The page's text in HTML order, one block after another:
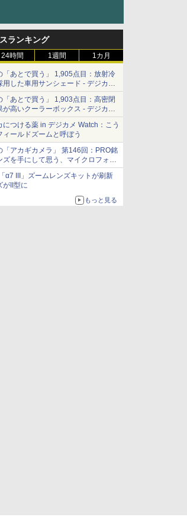
ランキング
24時間 1週間 1カ月
「あとで買う」 1,905点目：放射冷
用した車用サンシェード - デジカメ
「あとで買う」 1,903点目：高密閉
が高いクーラーボックス - デジカメ
につける薬 in デジカメ Watch：こう
ィールドズームと呼ぼう
「アカギカメラ」 第146回：PRO銘
ズを手にして思う、マイクロフォー
期待と可能性
「α7 III」ズームレンズキットが刷新
がII型に
もっと見る